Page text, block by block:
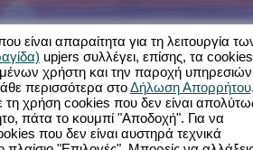
Χαρακτηριστικά Εικόνες
Κανόνες
Προστασία δεδομένων
Νομικά στοιχεία
Παιχνίδια φυλλομετρητή - Upjers.com
Cookies
είναι απαραίτητα για τη λειτουργία
upjers συλλέγει, επίσης, τα cookies
χρήστη και την παροχή υπηρεσιών
περισσότερα στοΔήλωση Απορρήτου
τη χρήση cookies που δεν είναι
πάτα το κουμπί "Αποδοχή". Για να
που δεν είναι αυστηρά τεχνικά